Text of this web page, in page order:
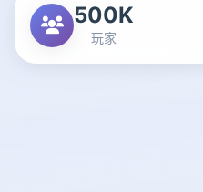
500K
玩家